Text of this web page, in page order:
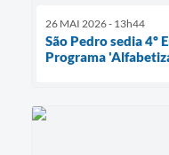
26 MAI 2026 - 13h44
São Pedro sedia 4º
Programa